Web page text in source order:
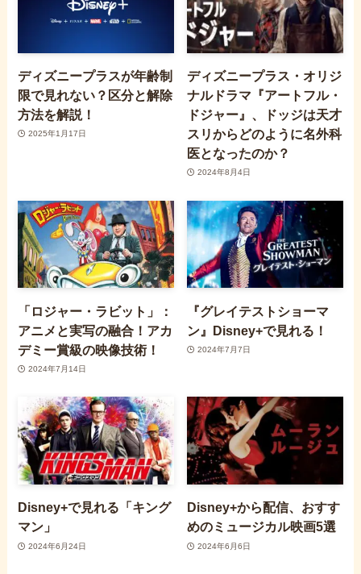
ディズニープラスが年齢制
限で見れない？区分と解除
方法を解説！
2025年1月17日
ディズニープラス・オリジ
ナルドラマ『アートフル・
ドジャー』、ドッジは天才
スリからどのように名外科
医となったのか？
2024年8月4日
「ロジャー・ラビット」：
アニメと実写の融合！アカ
デミー賞級の映像技術！
2024年7月14日
『グレイテストショーマ
ン』Disney+で見れる！
2024年7月7日
Disney+で見れる「キング
マン」
2024年6月24日
Disney+から配信、おすす
めのミュージカル映画5選
2024年6月6日